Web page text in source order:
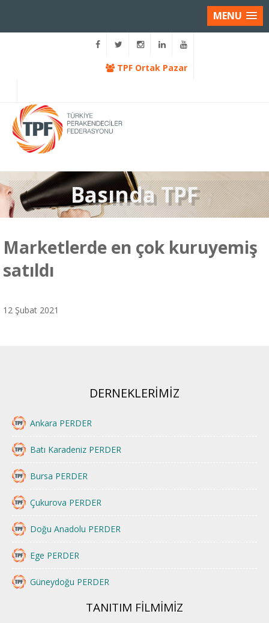
MENU
TPF Ortak Pazar
Basında TPF
Marketlerde en çok kuruyemiş
satıldı
12 Şubat 2021
DERNEKLERİMİZ
Ankara PERDER
Batı Karadeniz PERDER
Bursa PERDER
Çukurova PERDER
Doğu Anadolu PERDER
Ege PERDER
Güneydoğu PERDER
İstanbul PERDERTANITIM FİLMİMİZ